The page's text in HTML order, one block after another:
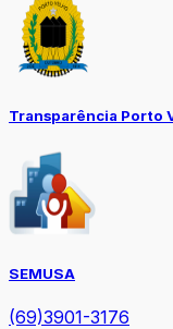
Transparência Porto
SEMUSA
(69)3901-3176